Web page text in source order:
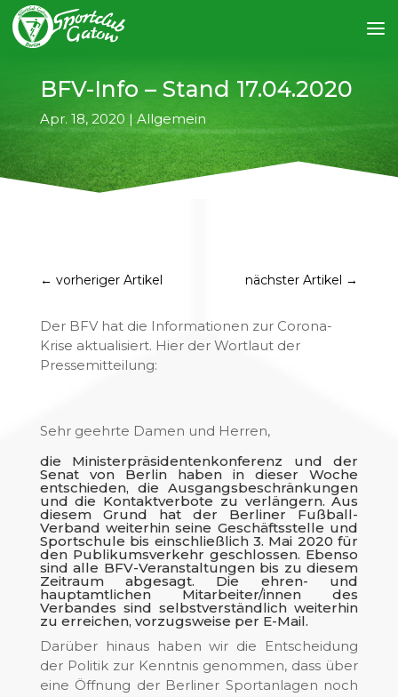
BFV-Info – Stand 17.04.2020
Apr. 18, 2020 | Allgemein
← vorheriger Artikel nächster Artikel →
Der BFV hat die Informationen zur Corona-
Krise aktualisiert. Hier der Wortlaut der
Pressemitteilung:
Sehr geehrte Damen und Herren,
die Ministerpräsidentenkonferenz und der
Senat von Berlin haben in dieser Woche
entschieden, die Ausgangsbeschränkungen
und die Kontaktverbote zu verlängern. Aus
diesem Grund hat der Berliner Fußball-
Verband weiterhin seine Geschäftsstelle und
Sportschule bis einschließlich 3. Mai 2020 für
den Publikumsverkehr geschlossen. Ebenso
sind alle BFV-Veranstaltungen bis zu diesem
Zeitraum abgesagt. Die ehren- und
hauptamtlichen Mitarbeiter/innen des
Verbandes sind selbstverständlich weiterhin
zu erreichen, vorzugsweise per E-Mail.
Darüber hinaus haben wir die Entscheidung
der Politik zur Kenntnis genommen, dass über
eine Öffnung der Berliner Sportanlagen noch